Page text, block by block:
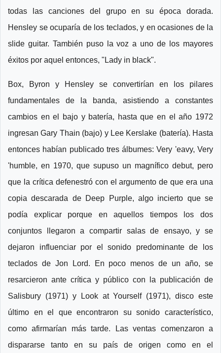
todas las canciones del grupo en su época dorada.
Hensley se ocuparía de los teclados, y en ocasiones de la
slide guitar. También puso la voz a uno de los mayores
éxitos por aquel entonces, "Lady in black".
Box, Byron y Hensley se convertirían en los pilares
fundamentales de la banda, asistiendo a constantes
cambios en el bajo y batería, hasta que en el año 1972
ingresan Gary Thain (bajo) y Lee Kerslake (batería). Hasta
entonces habían publicado tres álbumes: Very 'eavy, Very
'humble, en 1970, que supuso un magnífico debut, pero
que la crítica defenestró con el argumento de que era una
copia descarada de Deep Purple, algo incierto que se
podía explicar porque en aquellos tiempos los dos
conjuntos llegaron a compartir salas de ensayo, y se
dejaron influenciar por el sonido predominante de los
teclados de Jon Lord. En poco menos de un año, se
resarcieron ante crítica y público con la publicación de
Salisbury (1971) y Look at Yourself (1971), disco este
último en el que encontraron su sonido característico,
como afirmarían más tarde. Las ventas comenzaron a
dispararse tanto en su país de origen como en el